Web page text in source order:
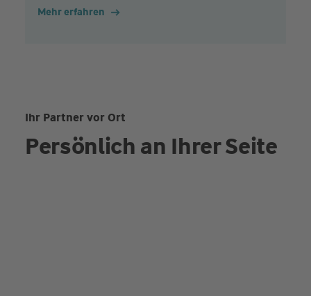
Mehr erfahren
Ihr Partner vor Ort
Persönlich an Ihrer Seite